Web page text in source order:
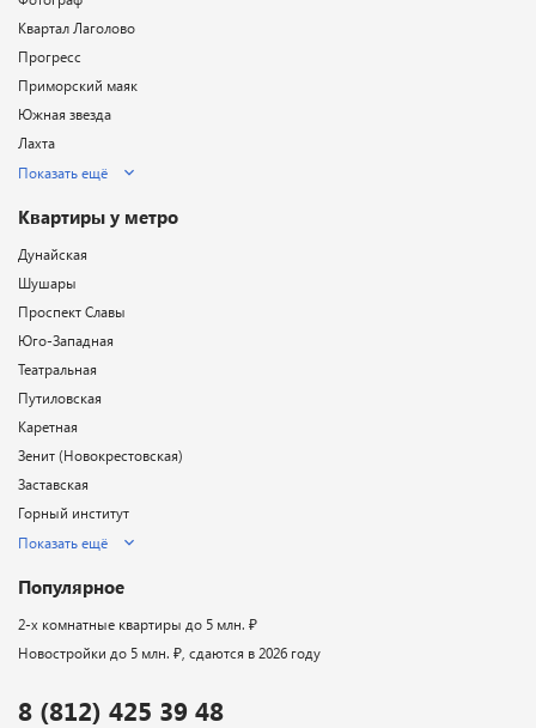
8 (812) 425 39 48
Квартал Лаголово
Прогресс
Приморский маяк
Южная звезда
Лахта
Показать ещё
Квартиры у метро
Дунайская
Шушары
Проспект Славы
Юго-Западная
Театральная
Путиловская
Каретная
Зенит (Новокрестовская)
Заставская
Горный институт
Показать ещё
Популярное
2-х комнатные квартиры до 5 млн. ₽
Новостройки до 5 млн. ₽, сдаются в 2026 году